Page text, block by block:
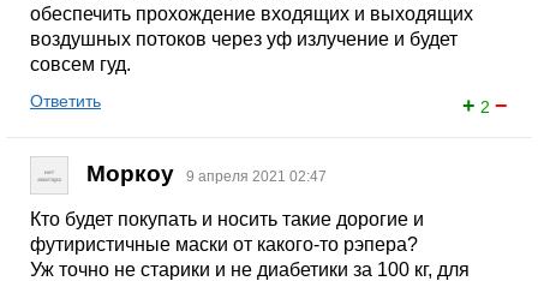
обеспечить прохождение входящих и выходящих
воздушных потоков через уф излучение и будет
совсем гуд.
+ 2 −
Ответить
Моркоу 9 апреля 2021 02:47
Кто будет покупать и носить такие дорогие и
футиристичные маски от какого-то рэпера?
Уж точно не старики и не диабетики за 100 кг, для